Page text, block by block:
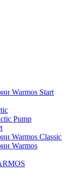
Warmos Start
Pump
Warmos Classic
Warmos